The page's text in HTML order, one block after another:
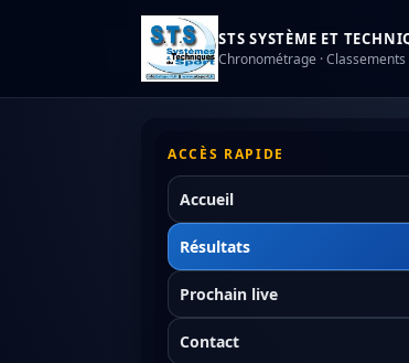
STS SYSTÈME ET
Chronométrage · Classements
ACCÈS RAPIDE
Accueil
Résultats
Prochain live
Contact